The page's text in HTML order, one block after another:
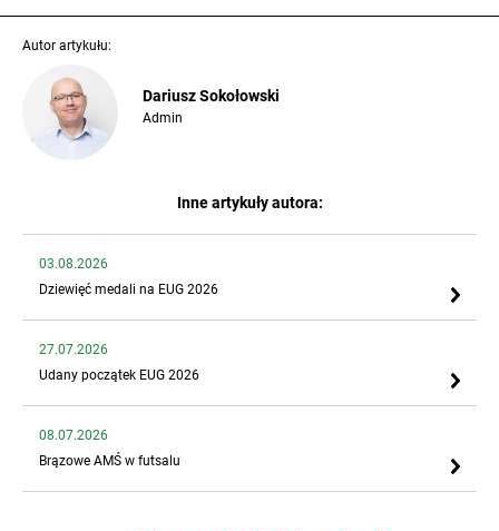
Autor artykułu:
Dariusz Sokołowski
Admin
Inne artykuły autora:
03.08.2026
Dziewięć medali na EUG 2026
27.07.2026
Udany początek EUG 2026
08.07.2026
Brązowe AMŚ w futsalu